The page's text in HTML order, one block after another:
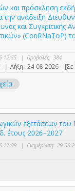
και πρόσκληση
την ανάδειξη
και Συγκριτικής
(ConRNaToP)
12:55 | Προβολές: 384
| Λήξη: 24-08-2026 [Σε
εξετάσεων του
έτους 2026–2027
17:39 | Ενημέρωση: 29-06-